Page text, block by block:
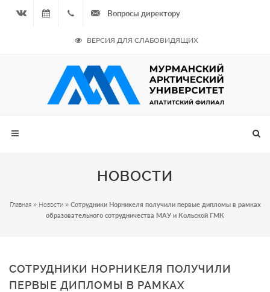
07.08.2026
- Чётная
неделя
964
687
Вопросы директору
ВЕРСИЯ ДЛЯ СЛАБОВИДЯЩИХ
НОВОСТИ
Главная» Новости» Сотрудники Норникеля получили первые дипломы в рамках
образовательного сотрудничества МАУ и Кольской ГМК
СОТРУДНИКИ НОРНИКЕЛЯ ПОЛУЧИЛИ
ПЕРВЫЕ ДИПЛОМЫ В РАМКАХ